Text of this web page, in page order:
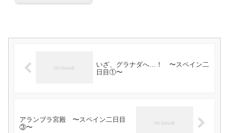
いざ、グラナダへ…！ 〜スペイン二
日目①〜
アランブラ宮殿 〜スペイン二日目
③〜